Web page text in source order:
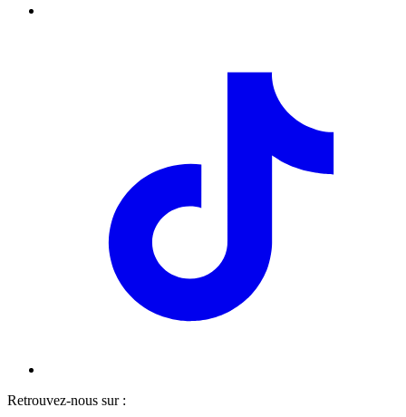
Retrouvez-nous sur :